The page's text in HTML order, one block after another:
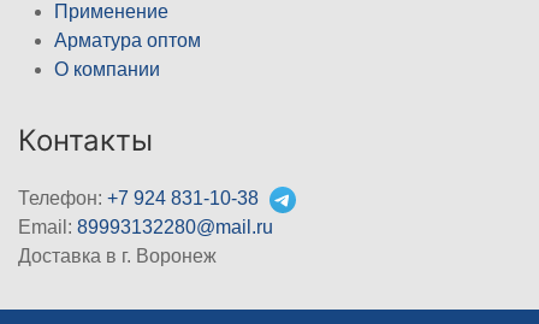
Применение
Арматура оптом
О компании
Контакты
Телефон: +7 924 831-10-38
Email: 89993132280@mail.ru
Доставка в г. Воронеж